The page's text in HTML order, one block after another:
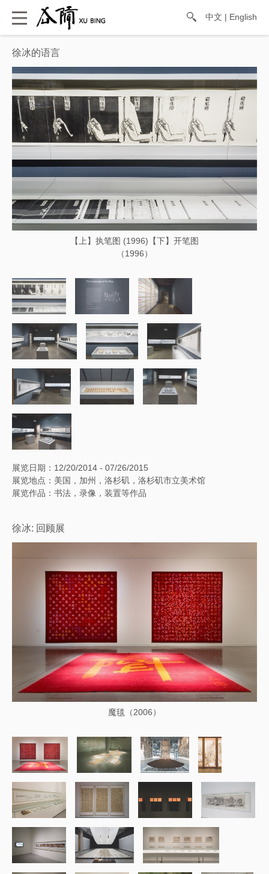
中文 | English
徐冰的语言
【上】执笔图 (1996)【下】开笔图
（1996）
展览日期：12/20/2014 - 07/26/2015
展览地点：美国，加州，洛杉矶，洛杉矶市立美术馆
展览作品：书法，录像，装置等作品
徐冰: 回顾展
魔毯（2006）